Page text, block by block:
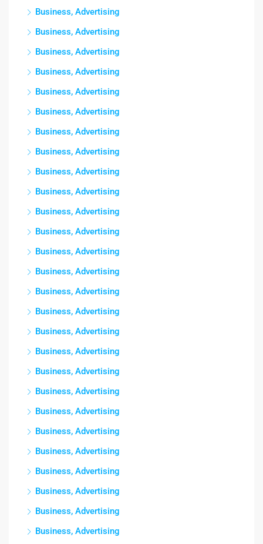
Business, Advertising
Business, Advertising
Business, Advertising
Business, Advertising
Business, Advertising
Business, Advertising
Business, Advertising
Business, Advertising
Business, Advertising
Business, Advertising
Business, Advertising
Business, Advertising
Business, Advertising
Business, Advertising
Business, Advertising
Business, Advertising
Business, Advertising
Business, Advertising
Business, Advertising
Business, Advertising
Business, Advertising
Business, Advertising
Business, Advertising
Business, Advertising
Business, Advertising
Business, Advertising
Business, Advertising